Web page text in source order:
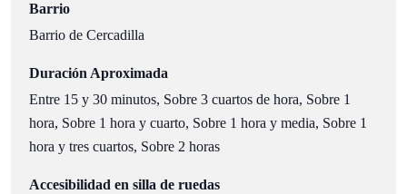
Barrio
Barrio de Cercadilla
Duración Aproximada
Entre 15 y 30 minutos, Sobre 3 cuartos de hora, Sobre 1
hora, Sobre 1 hora y cuarto, Sobre 1 hora y media, Sobre 1
hora y tres cuartos, Sobre 2 horas
Accesibilidad en silla de ruedas